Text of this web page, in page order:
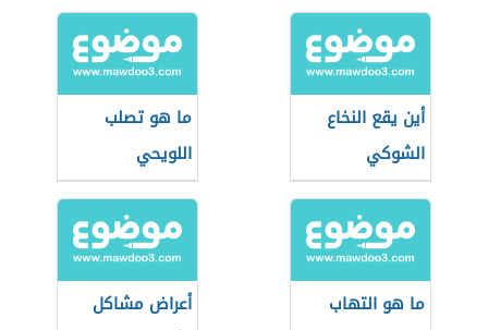
أين يقع النخاع
الشوكي
ما هو تصلب
اللويحي
ما هو التهاب
أعراض مشاكل